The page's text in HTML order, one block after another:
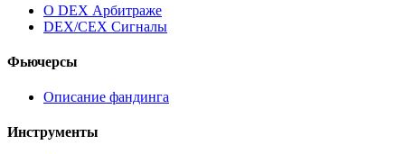
О DEX Арбитраже
DEX/CEX Сигналы
Фьючерсы
Описание фандинга
Инструменты